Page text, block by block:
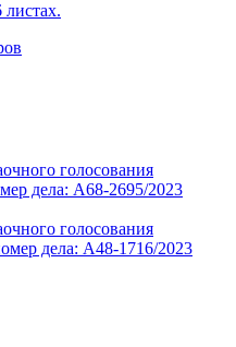
голосования
дела: А68-2695/2023
голосования
дела: А48-1716/2023